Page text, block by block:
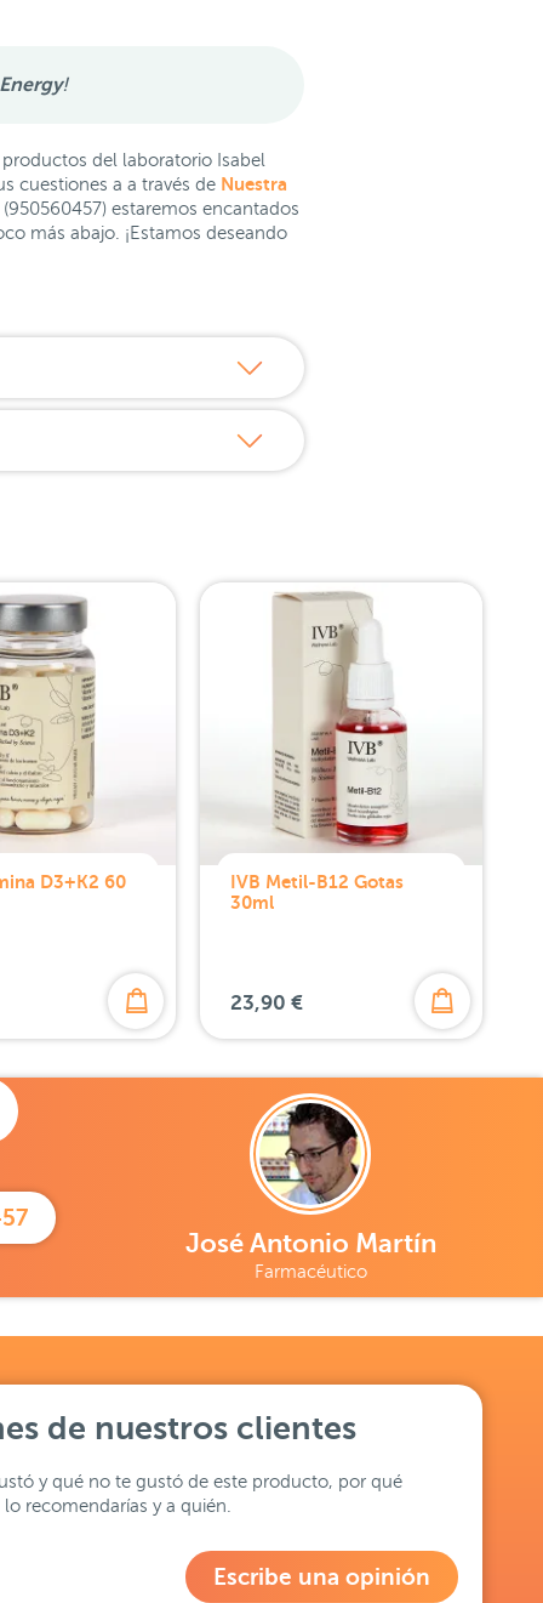
!
del laboratorio Isabel
cuestiones a a través de Nuestra
estaremos encantados
más abajo. ¡Estamos deseando
D3+K2 60
IVB Metil-B12 Gotas
30ml
23,90 €
José Antonio Martín
Farmacéutico
de nuestros clientes
y qué no te gustó de este producto, por qué
lo recomendarías y a quién.
Escribe una opinión